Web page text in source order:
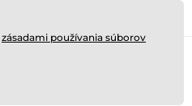
zásadami používania súborov